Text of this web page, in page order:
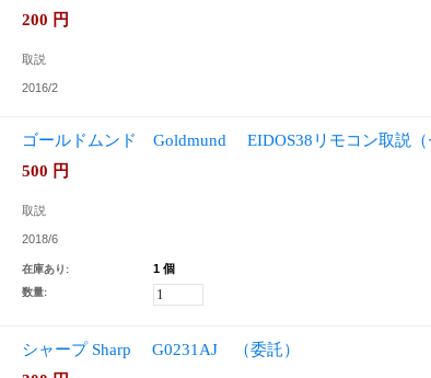
200 円
取説
2016/2
ゴールドムンド Goldmund EIDOS38リモコン取説（
500 円
取説
2018/6
在庫あり: 1 個
数量:
シャープ Sharp G0231AJ （委託）